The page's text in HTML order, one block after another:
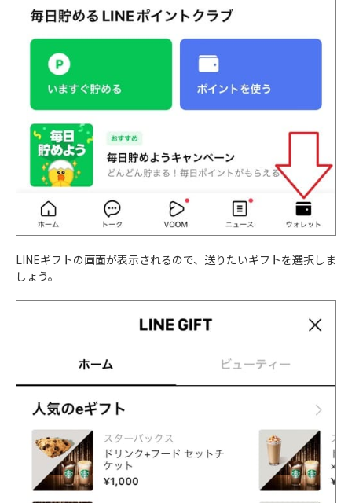
LINEギフトの画面が表示されるので、送りたいギフトを選択しま
しょう。